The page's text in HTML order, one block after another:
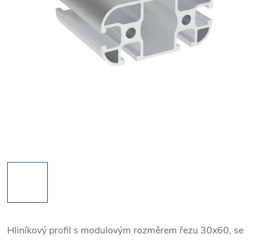
Hliníkový profil s modulovým rozměrem řezu 30x60, se